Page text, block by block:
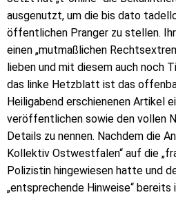
ausgenutzt, um die bis dato
öffentlichen Pranger zu stellen.
einen „mutmaßlichen
lieben und mit diesem auch noch
das linke Hetzblatt ist das
Heiligabend erschienenen Artikel
veröffentlichen sowie den vollen
Details zu nennen. Nachdem die
Kollektiv Ostwestfalen“ auf die
Polizistin hingewiesen hatte und
„entsprechende Hinweise“